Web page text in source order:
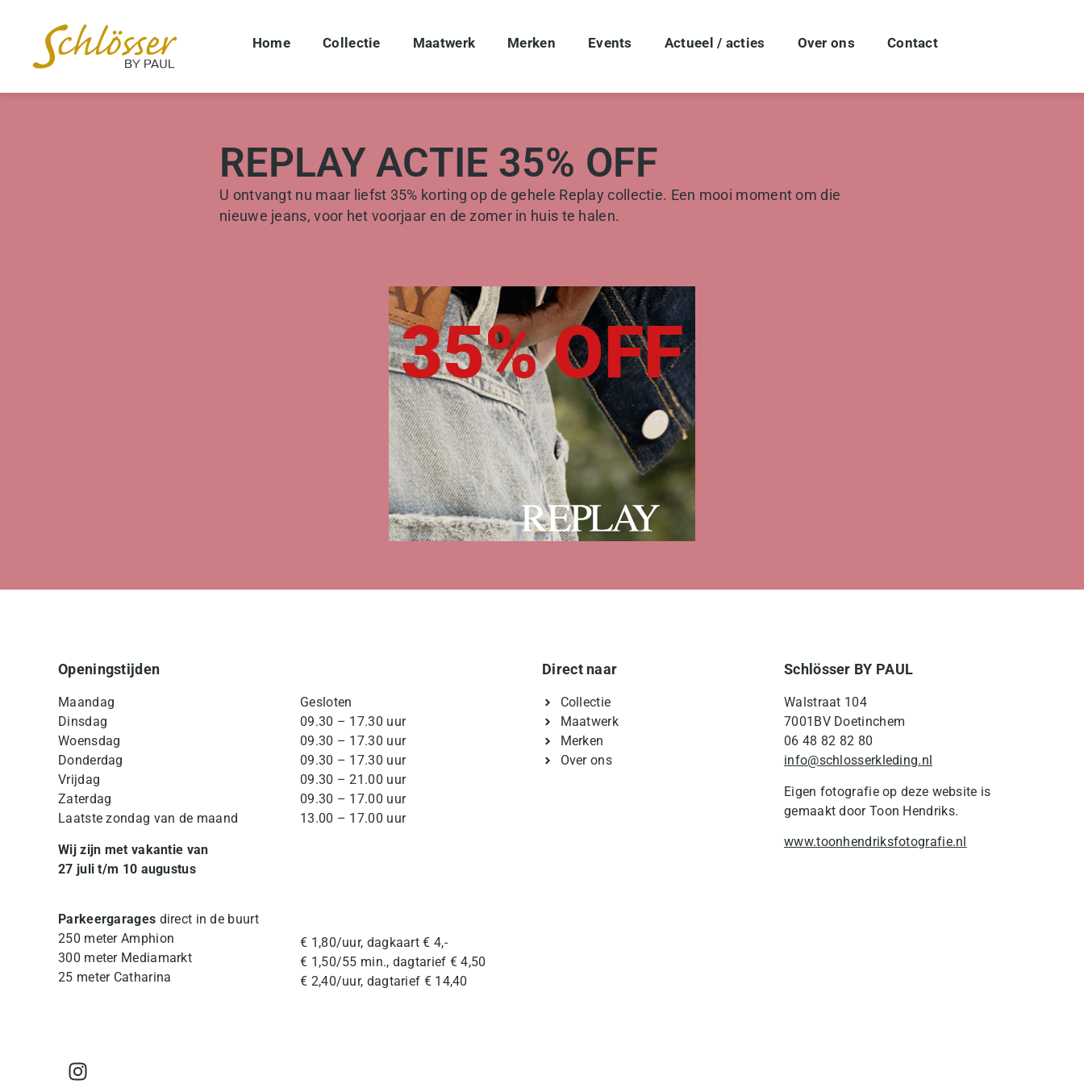
Home Collectie Maatwerk Merken Events Actueel / acties Over ons Contact
REPLAY ACTIE 35% OFF
U ontvangt nu maar liefst 35% korting op de gehele Replay collectie. Een mooi moment om die
nieuwe jeans, voor het voorjaar en de zomer in huis te halen.
Openingstijden
Maandag
Dinsdag
Woensdag
Donderdag
Vrijdag
Zaterdag
Laatste zondag van de maand
Wij zijn met vakantie van
27 juli t/m 10 augustus
Parkeergarages direct in de buurt
250 meter Amphion
300 meter Mediamarkt
25 meter Catharina
Gesloten
09.30 – 17.30 uur
09.30 – 17.30 uur
09.30 – 17.30 uur
09.30 – 21.00 uur
09.30 – 17.00 uur
13.00 – 17.00 uur
€ 1,80/uur, dagkaart € 4,-
€ 1,50/55 min., dagtarief € 4,50
€ 2,40/uur, dagtarief € 14,40
Direct naar
Collectie
Maatwerk
Merken
Over ons
Schlösser BY PAUL
Walstraat 104
7001BV Doetinchem
06 48 82 82 80
info@schlosserkleding.nl
Eigen fotografie op deze website is
gemaakt door Toon Hendriks.
www.toonhendriksfotografie.nl